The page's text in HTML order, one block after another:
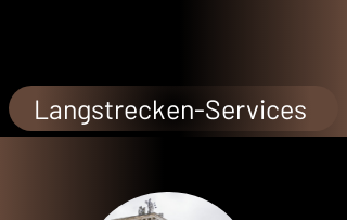
Langstrecken-Services